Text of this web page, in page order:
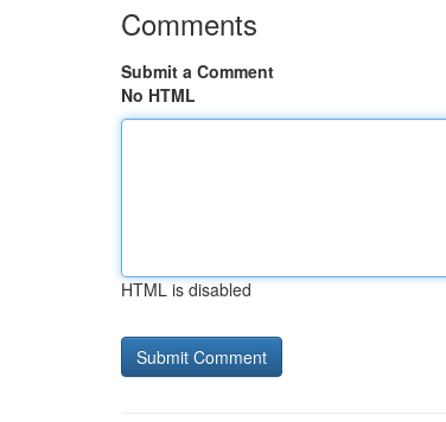
Comments
Submit a Comment
No HTML
HTML is disabled